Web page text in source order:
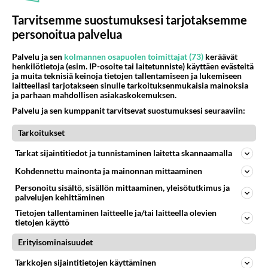
Tiesitkö? Martina Aitolehden isäpuoli on tämä suosittu laulaja
05.08.2026 07:23
Kotimaiset julkkisjuorut
34
Jos SDP ei voita reilusti, persut kumoavat demokratian Suomesta
Näin tekisi ainakin Rydman seuratessaan idolinsa Trumpin mallia https://www.is.fi/politiikka/art-2000012187244.html
06.08.2026 09:02
Maailman menoa
554
1341
Mitä töitä kaivattusi on tehnyt?
😅
05.08.2026 13:25
Ikävä
65
1061
Voiko meidän välit
05.08.2026 05:34
Ikävä
74
1000
Onko kaivattusi
Kummallinen jossakin suhteessa?
05.08.2026 17:47
53
786
Mies, olenko ymmärtänyt oikein?
77
Tarvitsemme suostumuksesi tarjotaksemme
personoitua palvelua
Palvelu ja sen kolmannen osapuolen toimittajat (73) keräävät
henkilötietoja (esim. IP-osoite tai laitetunniste) käyttäen evästeitä
ja muita teknisiä keinoja tietojen tallentamiseen ja lukemiseen
laitteellasi tarjotakseen sinulle tarkoituksenmukaisia mainoksia
ja parhaan mahdollisen asiakaskokemuksen.
Palvelu ja sen kumppanit tarvitsevat suostumuksesi seuraaviin:
Tarkoitukset
Tarkat sijaintitiedot ja tunnistaminen laitetta skannaamalla
Kohdennettu mainonta ja mainonnan mittaaminen
Personoitu sisältö, sisällön mittaaminen, yleisötutkimus ja
palvelujen kehittäminen
Tietojen tallentaminen laitteelle ja/tai laitteella olevien
tietojen käyttö
Erityisominaisuudet
Tarkkojen sijaintitietojen käyttäminen